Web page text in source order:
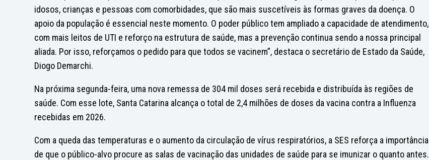
idosos, crianças e pessoas com comorbidades, que são mais suscetíveis às formas graves da doença. O
apoio da população é essencial neste momento. O poder público tem ampliado a capacidade de atendimento,
com mais leitos de UTI e reforço na estrutura de saúde, mas a prevenção continua sendo a nossa principal
aliada. Por isso, reforçamos o pedido para que todos se vacinem”, destaca o secretário de Estado da Saúde,
Diogo Demarchi.
Na próxima segunda-feira, uma nova remessa de 304 mil doses será recebida e distribuída às regiões de
saúde. Com esse lote, Santa Catarina alcança o total de 2,4 milhões de doses da vacina contra a Influenza
recebidas em 2026.
Com a queda das temperaturas e o aumento da circulação de vírus respiratórios, a SES reforça a importância
de que o público-alvo procure as salas de vacinação das unidades de saúde para se imunizar o quanto antes.